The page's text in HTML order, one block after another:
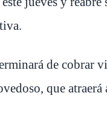
de cobrar
que